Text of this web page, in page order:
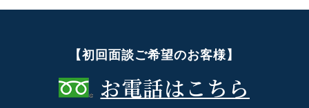
【初回面談ご希望のお客様】
お電話はこちら